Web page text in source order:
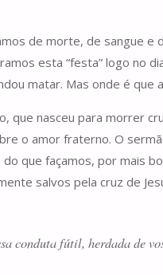
de morte, de sangue
esta “festa” logo no
matar. Mas onde é que
que nasceu para morrer
o amor fraterno. O
que façamos, por mais
salvos pela cruz de
conduta fútil, herdada de